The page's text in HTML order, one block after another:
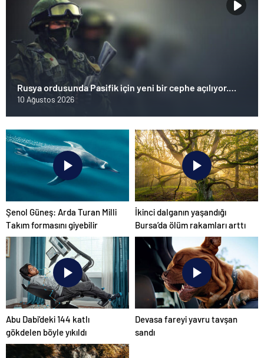
Rusya ordusunda Pasifik için yeni bir cephe açılıyor.
Çin’in ilk tepkisi!
10 Ağustos 2026
Şenol Güneş: Arda Turan Milli
Takım formasını giyebilir
İkinci dalganın yaşandığı
Bursa’da ölüm rakamları arttı
Abu Dabi’deki 144 katlı
gökdelen böyle yıkıldı
Devasa fareyi yavru tavşan
sandı